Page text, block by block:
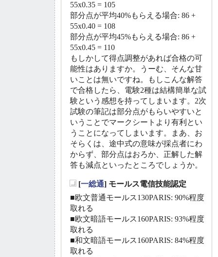
55x0.35 = 105
部分点が平均40%もらえる場合: 86 +
55x0.40 = 108
部分点が平均45%もらえる場合: 86 +
55x0.45 = 110
もしかして得点調整があれば合格の可
能性はありますか。うーむ、そんな甘
いことは無いですね。もしこんな解答
で合格したら、電験2種は結構簡単な試
験という感想を持ってしまいます。2次
試験の筆記は部分点がもらいやすいと
いうことでマークシートより有利とい
うことになってしまいます。まあ、お
そらくは、途中式の意味が採点者にわ
からず、部分点はおろか、正解した解
答も減点といったところでしょうか。
[一総通] モールス電信技能認定
■欧文普通モールス130PARIS: 90%程度
取れる
■欧文暗語モールス160PARIS: 93%程度
取れる
■和文暗語モールス160PARIS: 84%程度
取れる